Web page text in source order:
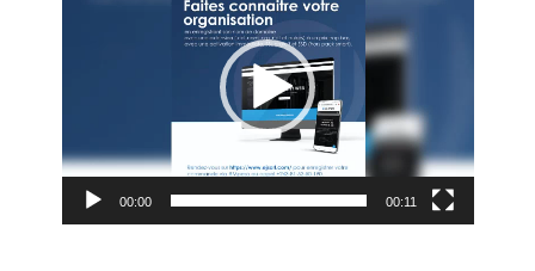
vidéo
00:00 00:11